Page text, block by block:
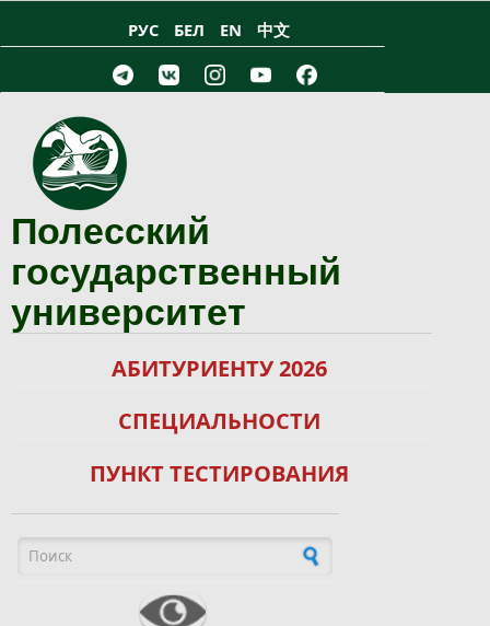
РУС БЕЛ EN 中文
Полесский
государственный
университет
АБИТУРИЕНТУ 2026
СПЕЦИАЛЬНОСТИ
ПУНКТ ТЕСТИРОВАНИЯ